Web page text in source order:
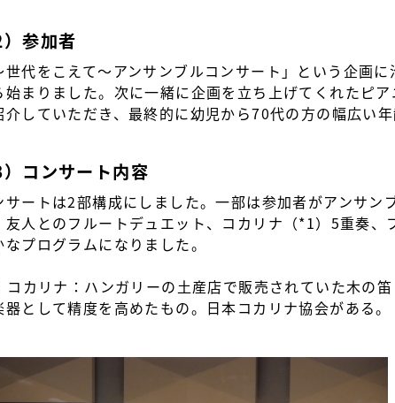
）参加者
世代をこえて〜アンサンブルコンサート」という企画
始まりました。次に一緒に企画を立ち上げてくれたピ
介していただき、最終的に幼児から70代の方の幅広い
）コンサート内容
サートは2部構成にしました。一部は参加者がアンサ
友人とのフルートデュエット、コカリナ（*1）5重奏
なプログラムになりました。
コカリナ：ハンガリーの土産店で販売されていた木の
器として精度を高めたもの。日本コカリナ協会がある。